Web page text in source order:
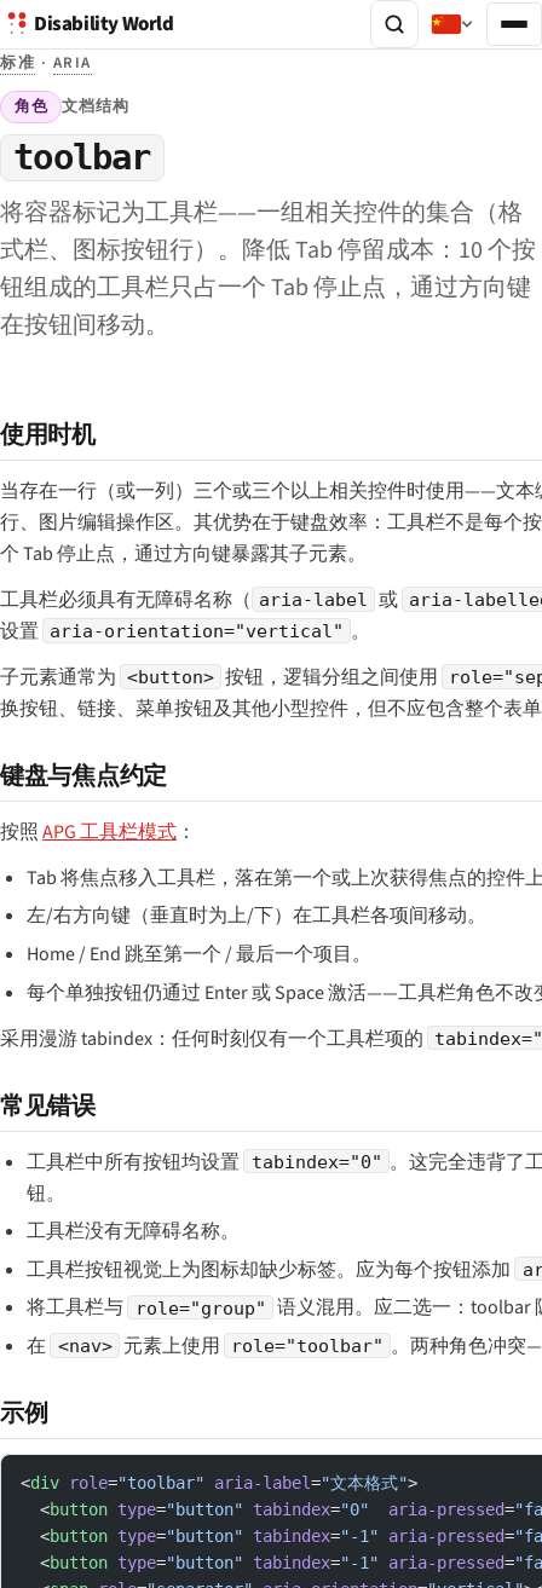
Disability World
标准 · ARIA
角色 文档结构
toolbar
将容器标记为工具栏——一组相关控件的集合（格
式栏、图标按钮行）。降低 Tab 停留成本：10 个按
钮组成的工具栏只占一个 Tab 停止点，通过方向键
在按钮间移动。
使用时机
当存在一行（或一列）三个或三个以上相关控件时使用——文
行、图片编辑操作区。其优势在于键盘效率：工具栏不是每个
个 Tab 停止点，通过方向键暴露其子元素。
工具栏必须具有无障碍名称（ aria-label 或 aria-
设置 aria-orientation="vertical" 。
子元素通常为 <button> 按钮，逻辑分组之间使用
换按钮、链接、菜单按钮及其他小型控件，但不应包含整个表
键盘与焦点约定
按照APG 工具栏模式 ：
Tab 将焦点移入工具栏，落在第一个或上次获得焦点的控件
左/右方向键（垂直时为上/下）在工具栏各项间移动。
Home / End 跳至第一个 / 最后一个项目。
每个单独按钮仍通过 Enter 或 Space 激活——工具栏角色不
采用漫游 tabindex：任何时刻仅有一个工具栏项的
常见错误
工具栏中所有按钮均设置 tabindex="0" 。这完全违背了
钮。
工具栏没有无障碍名称。
工具栏按钮视觉上为图标却缺少标签。应为每个按钮添加
将工具栏与 role="group"
语义混用。应二选一：toolbar
在 <nav> 元素上使用 role="toolbar" 。两种角色冲突
示例
<div role="toolbar" aria-label="文本格式">
  <
button type="button" tabindex="0"
  aria-pressed
=
  <
button type="button" tabindex="-1" aria-pressed=
  <
button type="button" tabindex="-1" aria-pressed=